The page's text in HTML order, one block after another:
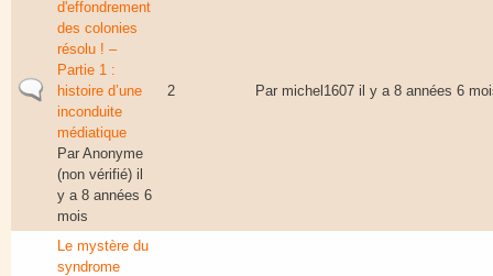
Sujet normal
d'effondrement
des colonies
résolu ! –
Partie 1 :
histoire d’une
inconduite
médiatique
Par Anonyme
(non vérifié) il
y a 8 années 6
mois
2 Par michel1607 il y a 8 années 6
Le mystère du
syndrome